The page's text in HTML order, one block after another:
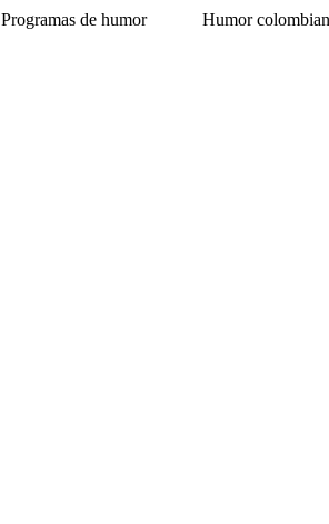
Programas de humor Humor